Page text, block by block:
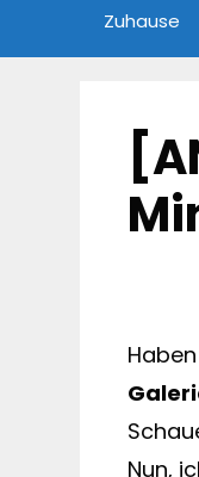
Zuhause
Nun,